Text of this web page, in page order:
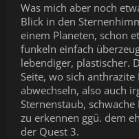
Was mich aber noch
Blick in den
einem Planeten, schon
funkeln einfach
lebendiger, plastischer.
Seite, wo sich anthrazite
abwechseln, also auch
Sternenstaub,
zu erkennen ggü. dem
der Quest 3.